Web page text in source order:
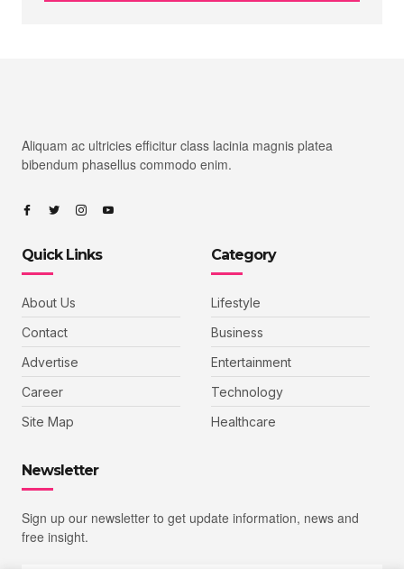
Aliquam ac ultricies efficitur class lacinia magnis platea
bibendum phasellus commodo enim.
Quick Links
About Us
Contact
Advertise
Career
Site Map
Category
Lifestyle
Business
Entertainment
Technology
Healthcare
Newsletter
Sign up our newsletter to get update information, news and
free insight.